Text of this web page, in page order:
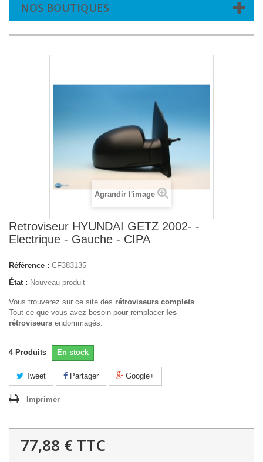
NOS BOUTIQUES
Agrandir l'image
Retroviseur HYUNDAI GETZ 2002- -
Electrique - Gauche - CIPA
Référence : CF383135
État : Nouveau produit
Vous trouverez sur ce site des rétroviseurs complets.
Tout ce que vous avez besoin pour remplacer les
rétroviseurs endommagés.
4 Produits En stock
Tweet Partager Google+
Imprimer
77,88 € TTC